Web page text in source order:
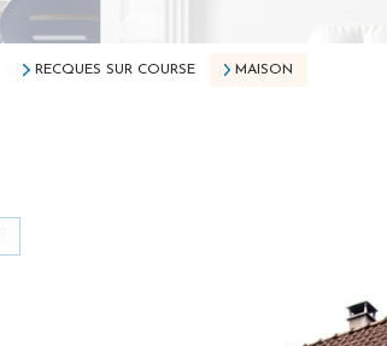
RECQUES SUR COURSE MAISON